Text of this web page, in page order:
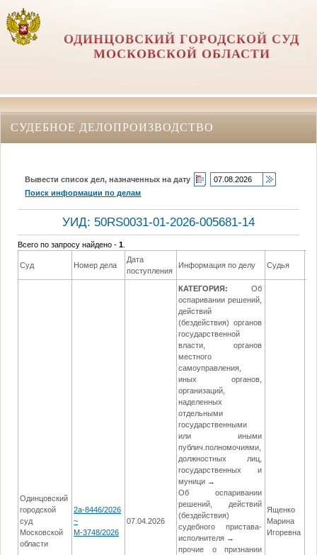
ОДИНЦОВСКИЙ ГОРОДСКОЙ СУД
МОСКОВСКОЙ ОБЛАСТИ
СУДЕБНОЕ ДЕЛОПРОИЗВОДСТВО
Вывести список дел, назначенных на дату
Поиск информации по делам
УИД: 50RS0031-01-2026-005681-14
Всего по запросу найдено -1
Суд Номер дела
Дата
поступления
Информация по делу Судья
Одинцовский
городской
суд
Московской
области
2а-8446/2026
~
М-3748/2026
07.04.2026
КАТЕГОРИЯ:
Об
оспаривании решений,
действий
(бездействия) органов
государственной
власти, органов
местного
самоуправления,
иных органов,
организаций,
наделенных
отдельными
государственными
или иными
публич.полномочиями,
должностных лиц,
государственных и
муници →
Об оспаривании
решений, действий
(бездействия)
судебного пристава-
исполнителя →
прочие о признании
Ященко
Марина
Игоревна